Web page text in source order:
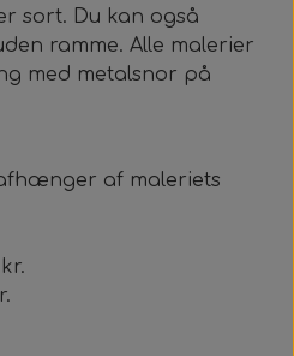
sort. Du kan også
ramme. Alle malerier
med metalsnor på
af maleriets